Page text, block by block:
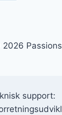
support: